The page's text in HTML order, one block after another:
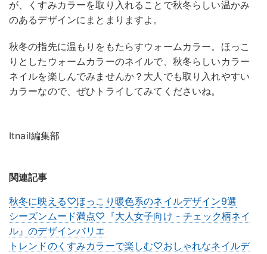
が、くすみカラーを取り入れることで秋冬らしい温かみ
のあるデザインにまとまりますよ。
秋冬の指先に温もりをもたらすウォームカラー。ほっこ
りとしたウォームカラーのネイルで、秋冬らしいカラー
ネイルを楽しんでみませんか？大人でも取り入れやすい
カラーなので、ぜひトライしてみてくださいね。
Itnail編集部
関連記事
秋冬に映える♡ほっこり暖色系のネイルデザイン9選
シーズンムード満点♡『大人女子向け - チェック柄ネイ
ル』のデザインバリエ
トレンドのくすみカラーで楽しむ♡おしゃれなネイルデ